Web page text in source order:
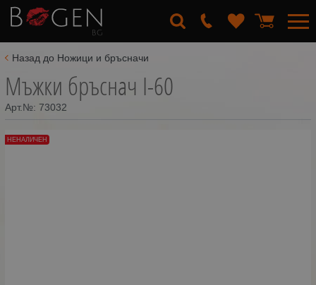
Назад до Ножици и бръсначи
Мъжки бръснач I-60
Арт.№: 73032
НЕНАЛИЧЕН